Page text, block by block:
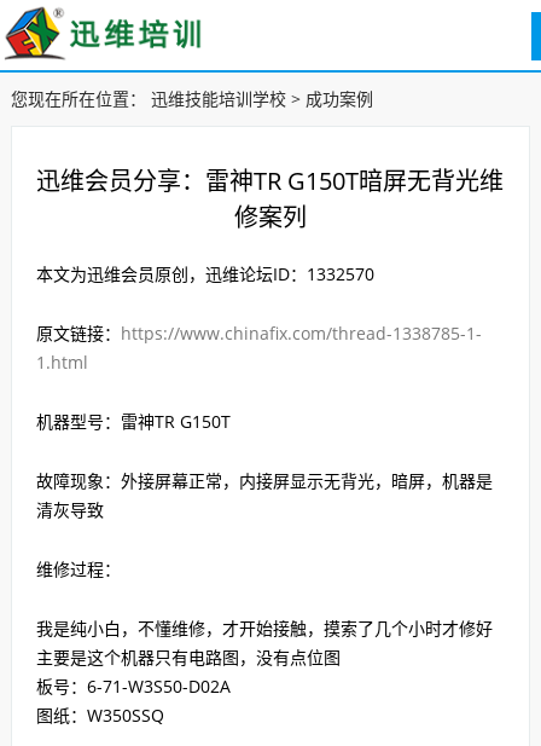
您现在所在位置： 迅维技能培训学校> 成功案例
迅维会员分享：雷神TR G150T暗屏无背光维
修案列
本文为迅维会员原创，迅维论坛ID：1332570
原文链接： https://www.chinafix.com/thread-1338785-1-
1.html
机器型号：雷神TR G150T
故障现象：外接屏幕正常，内接屏显示无背光，暗屏，机器是
清灰导致
维修过程：
我是纯小白，不懂维修，才开始接触，摸索了几个小时才修好
主要是这个机器只有电路图，没有点位图
板号：6-71-W3S50-D02A
图纸：W350SSQ